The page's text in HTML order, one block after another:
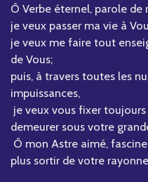
Ô Verbe éternel, parole de
je veux passer ma vie à
je veux me faire tout
de Vous;
puis, à travers toutes les
impuissances,
je veux vous fixer
demeurer sous votre
Ô mon Astre aimé,
plus sortir de votre